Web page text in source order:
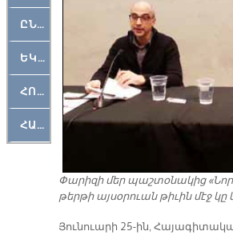
ԸՆԿԵՐԱՄՇԱԿՈՒԹԱՅԻՆ
ԵԿԵՂԵՑԱԿԱՆ
ՀՈԳԵՄՏԱՒՈՐ
ՀԱՐԹԱԿ
Փա­րի­զի մեր պաշ­տօ­նա­կից
թեր­թի այ­սօ­րուան թի­ւին մէջ
Յու­նուա­րի 25-ին,